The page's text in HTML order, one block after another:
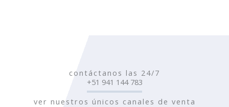
contáctanos las 24/7
+51 941 144 783
ver nuestros únicos canales de venta